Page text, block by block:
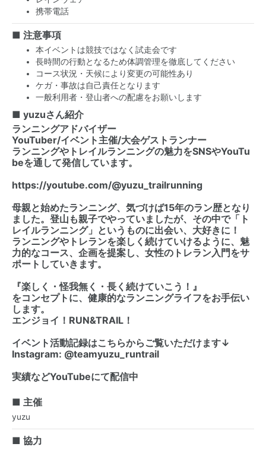
携帯電話
■ 注意事項
本イベントは競技ではなく試走会です
長時間の行動となるため体調管理を徹底してください
コース状況・天候により変更の可能性あり
ケガ・事故は自己責任となります
一般利用者・登山者への配慮をお願いします
■ yuzuさん紹介
ランニングアドバイザー
YouTuber/イベント主催/大会ゲストランナー
ランニングやトレイルランニングの魅力をSNSやYouTu
beを通して発信しています。
https://youtube.com/@yuzu_trailrunning
母親と始めたランニング、気づけば15年のラン歴となり
ました。登山も親子でやっていましたが、その中で「ト
レイルランニング」というものに出会い、大好きに！
ランニングやトレランを楽しく続けていけるように、魅
力的なコース、企画を提案し、女性のトレラン入門をサ
ポートしていきます。
『楽しく・怪我無く・長く続けていこう！』
をコンセプトに、健康的なランニングライフをお手伝い
します。
エンジョイ！RUN&TRAIL！
イベント活動記録はこちらからご覧いただけます↓
Instagram: @teamyuzu_runtrail
実績などYouTubeにて配信中
■ 主催
yuzu
■ 協力